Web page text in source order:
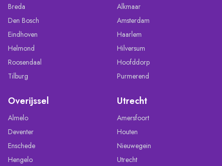
Breda
Den Bosch
Eindhoven
Helmond
Roosendaal
Tilburg
Alkmaar
Amsterdam
Haarlem
Hilversum
Hoofddorp
Purmerend
Overijssel
Almelo
Deventer
Enschede
Hengelo
Utrecht
Amersfoort
Houten
Nieuwegein
Utrecht